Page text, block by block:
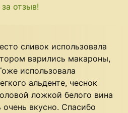
отзыв!
сливок использовала
варились макароны,
использовала
альденте, чеснок
ложкой белого вина
вкусно. Спасибо